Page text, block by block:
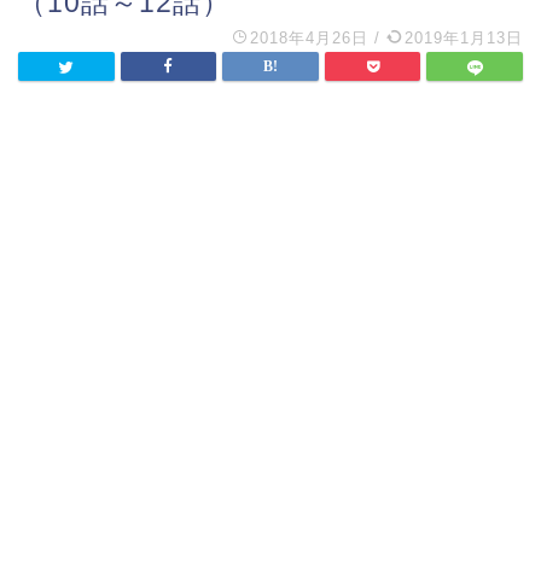
2018年4月26日 / 2019年1月13日